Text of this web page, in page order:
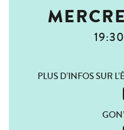
PLUS D’INFOS SUR